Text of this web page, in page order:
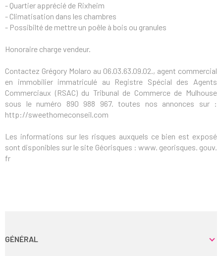
- Quartier apprécié de Rixheim
- Climatisation dans les chambres
- Possibilté de mettre un poêle à bois ou granules
Honoraire charge vendeur.
Contactez Grégory Molaro au 06.03.63.09.02., agent commercial
en immobilier immatriculé au Registre Spécial des Agents
Commerciaux (RSAC) du Tribunal de Commerce de Mulhouse
sous le numéro 890 988 967. toutes nos annonces sur :
http://sweethomeconseil.com
Les informations sur les risques auxquels ce bien est exposé
sont disponibles sur le site Géorisques : www. georisques. gouv.
fr
GÉNÉRAL